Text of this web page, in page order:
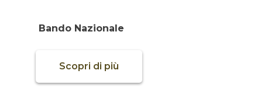
Bando Nazionale
Scopri di più